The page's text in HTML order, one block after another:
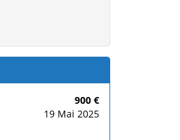
900 €
19 Mai 2025